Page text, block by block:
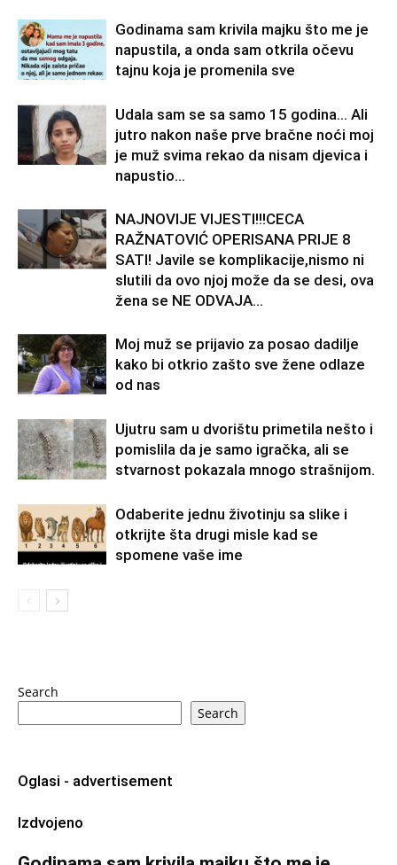
Godinama sam krivila majku što me je
napustila, a onda sam otkrila očevu
tajnu koja je promenila sve
Udala sam se sa samo 15 godina… Ali
jutro nakon naše prve bračne noći moj
je muž svima rekao da nisam djevica i
napustio...
NAJNOVIJE VIJESTI!!!CECA
RAŽNATOVIĆ OPERISANA PRIJE 8
SATI! Javile se komplikacije,nismo ni
slutili da ovo njoj može da se desi, ova
žena se NE ODVAJA...
Moj muž se prijavio za posao dadilje
kako bi otkrio zašto sve žene odlaze
od nas
Ujutru sam u dvorištu primetila nešto i
pomislila da je samo igračka, ali se
stvarnost pokazala mnogo strašnijom.
Odaberite jednu životinju sa slike i
otkrijte šta drugi misle kad se
spomene vaše ime
Search
Search
Oglasi - advertisement
Izdvojeno